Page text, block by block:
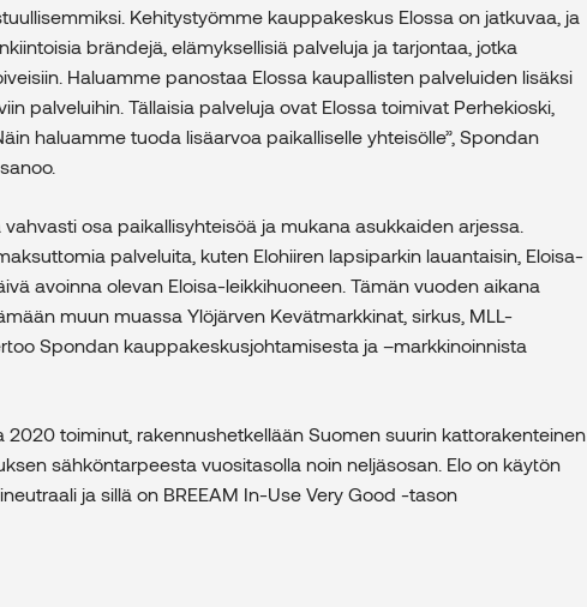
Kehitystyömme kauppakeskus Elossa on jatkuvaa, ja
brändejä, elämyksellisiä palveluja ja tarjontaa, jotka
Haluamme panostaa Elossa kaupallisten palveluiden lisäksi
palveluihin. Tällaisia palveluja ovat Elossa toimivat Perhekioski,
haluamme tuoda lisäarvoa paikalliselle yhteisölle”, Spondan
sanoo.
osa paikallisyhteisöä ja mukana asukkaiden arjessa.
palveluita, kuten Elohiiren lapsiparkin lauantaisin, Eloisa-
avoinna olevan Eloisa-leikkihuoneen. Tämän vuoden aikana
muun muassa Ylöjärven Kevätmarkkinat, sirkus, MLL-
Spondan kauppakeskusjohtamisesta ja –markkinoinnista
toiminut, rakennushetkellään Suomen suurin kattorakenteinen
sähköntarpeesta vuositasolla noin neljäsosan. Elo on käytön
ja sillä on BREEAM In-Use Very Good -tason